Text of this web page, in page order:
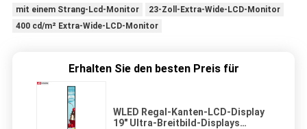
mit einem Strang-Lcd-Monitor
23-Zoll-Extra-Wide-LCD-Monitor
400 cd/m² Extra-Wide-LCD-Monitor
Erhalten Sie den besten Preis für
WLED Regal-Kanten-LCD-Display
19" Ultra-Breitbild-Displays